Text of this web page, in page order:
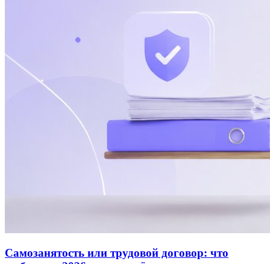
Самозанятость или трудовой договор: что